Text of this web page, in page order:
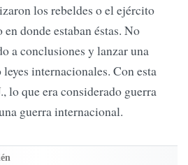
los rebeldes o el ejército
donde estaban éstas. No
a conclusiones y lanzar una
internacionales. Con esta
lo que era considerado guerra
guerra internacional.